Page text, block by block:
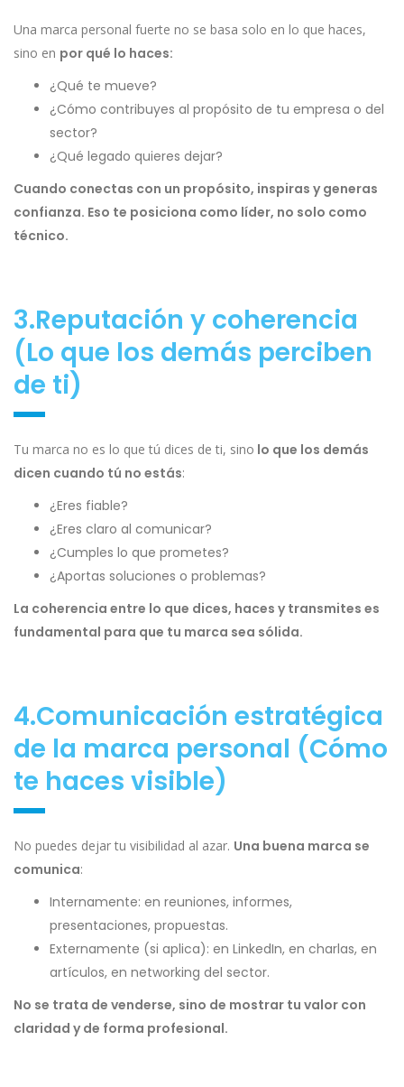
Una marca personal fuerte no se basa solo en lo que haces,
sino en por qué lo haces:
¿Qué te mueve?
¿Cómo contribuyes al propósito de tu empresa o del
sector?
¿Qué legado quieres dejar?
Cuando conectas con un propósito, inspiras y generas
confianza. Eso te posiciona como líder, no solo como
técnico.
3.Reputación y coherencia
(Lo que los demás perciben
de ti)
Tu marca no es lo que tú dices de ti, sino lo que los demás
dicen cuando tú no estás:
¿Eres fiable?
¿Eres claro al comunicar?
¿Cumples lo que prometes?
¿Aportas soluciones o problemas?
La coherencia entre lo que dices, haces y transmites es
fundamental para que tu marca sea sólida.
4.Comunicación estratégica
de la marca personal (Cómo
te haces visible)
No puedes dejar tu visibilidad al azar. Una buena marca se
comunica:
Internamente: en reuniones, informes,
presentaciones, propuestas.
Externamente (si aplica): en LinkedIn, en charlas, en
artículos, en networking del sector.
No se trata de venderse, sino de mostrar tu valor con
claridad y de forma profesional.